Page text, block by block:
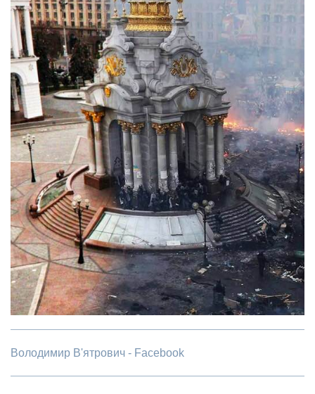
Володимир В'ятрович - Facebook